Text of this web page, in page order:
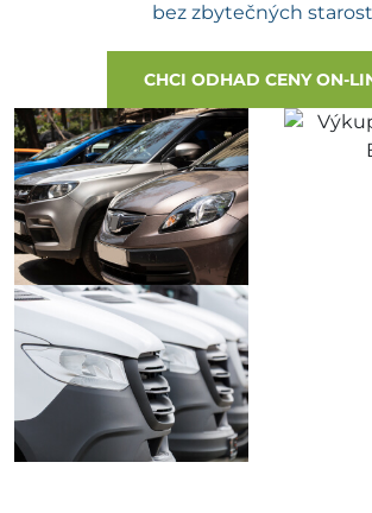
bez zbytečných
CHCI ODHAD CENY ON-